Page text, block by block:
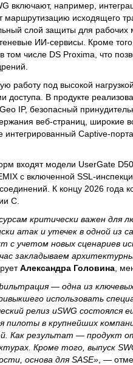
включают, например,
маршрутизацию исходящего
слой защиты для
ИИ‑сервисы. Кроме
числе DS Proxima, что
работу под высокой
доступа. В продукте
IP, безопасный
веб‑страниц, широкие
интегрированный
входят модели UserGate
с включенной
К концу 2026 года
C.
критически важен
атак и утечек в одной из
с учетом новых сценариев
закладываем
Александра Головина ,
— одна из
использовать
релиз uSWG состоялся
пилоты в крупнейших
Как результат — продукт
Кроме того, выпуск
основа для SASE» , —